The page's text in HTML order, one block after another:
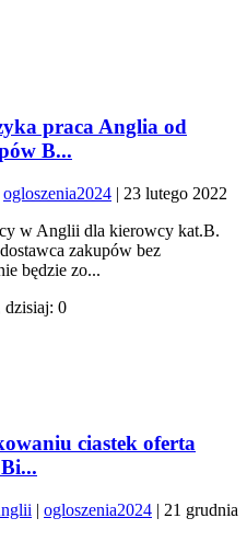
praca Anglia od
B...
ogloszenia2024 | 23 lutego 2022
w Anglii dla kierowcy kat.B.
zakupów bez
będzie zo...
dzisiaj: 0
ciastek oferta
| ogloszenia2024 | 21 grudnia